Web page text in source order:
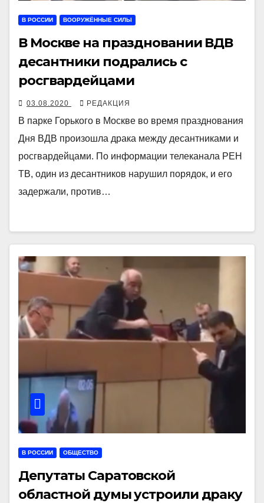
В РОССИИ ВООРУЖЁННЫЕ СИЛЫ
В Москве на праздновании ВДВ
десантники подрались с
росгвардейцами
03.08.2020 РЕДАКЦИЯ
В парке Горького в Москве во время празднования
Дня ВДВ произошла драка между десантниками и
росгвардейцами. По информации телеканала РЕН
ТВ, один из десантников нарушил порядок, и его
задержали, против…
В РОССИИ ОБЩЕСТВО
Депутаты Саратовской
областной думы устроили драку